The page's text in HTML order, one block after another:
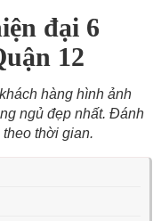
đại 6
12
hàng hình ảnh
ngủ đẹp nhất. Đánh
thời gian.